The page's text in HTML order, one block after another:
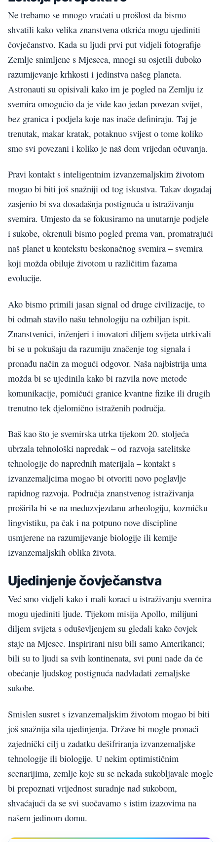
Ne trebamo se mnogo vraćati u prošlost da bismo
shvatili kako velika znanstvena otkrića mogu ujediniti
čovječanstvo. Kada su ljudi prvi put vidjeli fotografije
Zemlje snimljene s Mjeseca, mnogi su osjetili duboko
razumijevanje krhkosti i jedinstva našeg planeta.
Astronauti su opisivali kako im je pogled na Zemlju iz
svemira omogućio da je vide kao jedan povezan svijet,
bez granica i podjela koje nas inače definiraju. Taj je
trenutak, makar kratak, potaknuo svijest o tome koliko
smo svi povezani i koliko je naš dom vrijedan očuvanja.
Pravi kontakt s inteligentnim izvanzemaljskim životom
mogao bi biti još snažniji od tog iskustva. Takav događaj
zasjenio bi sva dosadašnja postignuća u istraživanju
svemira. Umjesto da se fokusiramo na unutarnje podjele
i sukobe, okrenuli bismo pogled prema van, promatrajući
naš planet u kontekstu beskonačnog svemira – svemira
koji možda obiluje životom u različitim fazama
evolucije.
Ako bismo primili jasan signal od druge civilizacije, to
bi odmah stavilo našu tehnologiju na ozbiljan ispit.
Znanstvenici, inženjeri i inovatori diljem svijeta utrkivali
bi se u pokušaju da razumiju značenje tog signala i
pronađu način za mogući odgovor. Naša najbistrija uma
možda bi se ujedinila kako bi razvila nove metode
komunikacije, pomičući granice kvantne fizike ili drugih
trenutno tek djelomično istraženih područja.
Baš kao što je svemirska utrka tijekom 20. stoljeća
ubrzala tehnološki napredak – od razvoja satelitske
tehnologije do naprednih materijala – kontakt s
izvanzemaljcima mogao bi otvoriti novo poglavlje
rapidnog razvoja. Područja znanstvenog istraživanja
proširila bi se na međuzvjezdanu arheologiju, kozmičku
lingvistiku, pa čak i na potpuno nove discipline
usmjerene na razumijevanje biologije ili kemije
izvanzemaljskih oblika života.
Ujedinjenje čovječanstva
Već smo vidjeli kako i mali koraci u istraživanju svemira
mogu ujediniti ljude. Tijekom misija Apollo, milijuni
diljem svijeta s oduševljenjem su gledali kako čovjek
staje na Mjesec. Inspirirani nisu bili samo Amerikanci;
bili su to ljudi sa svih kontinenata, svi puni nade da će
obećanje ljudskog postignuća nadvladati zemaljske
sukobe.
Smislen susret s izvanzemaljskim životom mogao bi biti
još snažnija sila ujedinjenja. Države bi mogle pronaći
zajednički cilj u zadatku dešifriranja izvanzemaljske
tehnologije ili biologije. U nekim optimističnim
scenarijima, zemlje koje su se nekada sukobljavale mogle
bi prepoznati vrijednost suradnje nad sukobom,
shvaćajući da se svi suočavamo s istim izazovima na
našem jedinom domu.